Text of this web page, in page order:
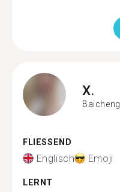
X.
Baicheng
FLIESSEND
Englisch Emoji
LERNT